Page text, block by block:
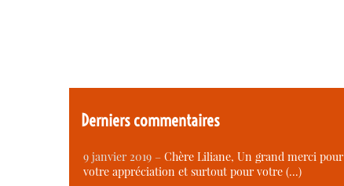
Derniers commentaires
9 janvier 2019 – Chère Liliane, Un grand merci pour
votre appréciation et surtout pour votre (…)